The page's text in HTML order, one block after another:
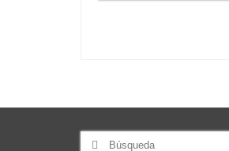
Buscar